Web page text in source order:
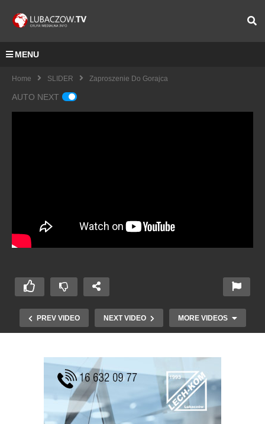
MENU
Home SLIDER Zaproszenie Do Gorajca
AUTO NEXT
PREV VIDEO NEXT VIDEO MORE VIDEOS